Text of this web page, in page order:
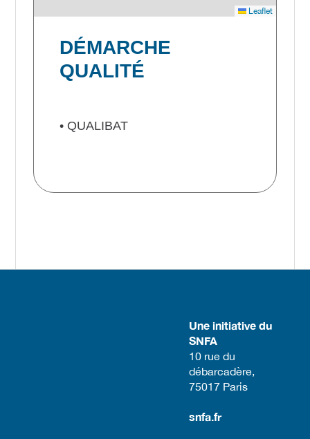
Leaflet
DÉMARCHE
QUALITÉ
• QUALIBAT
Une initiative du
SNFA
​10 rue du
débarcadère,
75017 Paris​
snfa.fr